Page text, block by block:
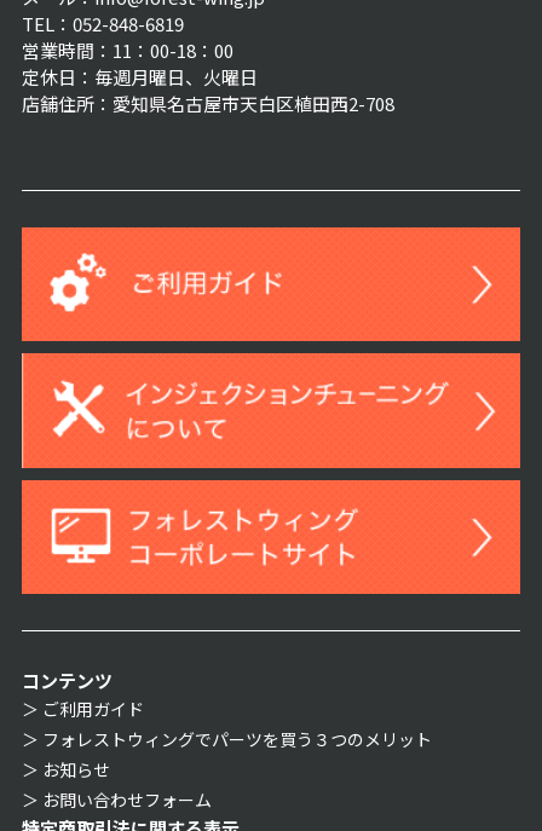
TEL：052-848-6819
営業時間：11：00-18：00
定休日：毎週月曜日、火曜日
店舗住所：愛知県名古屋市天白区植田西2-708
コンテンツ
ご利用ガイド
フォレストウィングでパーツを買う３つのメリット
お知らせ
お問い合わせフォーム